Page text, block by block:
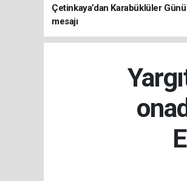
Çetinkaya’dan Karabüklüler Günü
mesajı